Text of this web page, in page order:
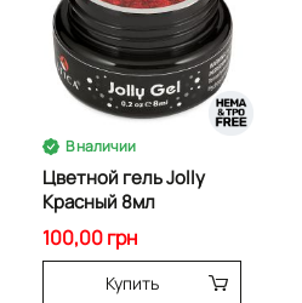
В наличии
Цветной гель Jolly
Красный 8мл
100,00 грн
Купить